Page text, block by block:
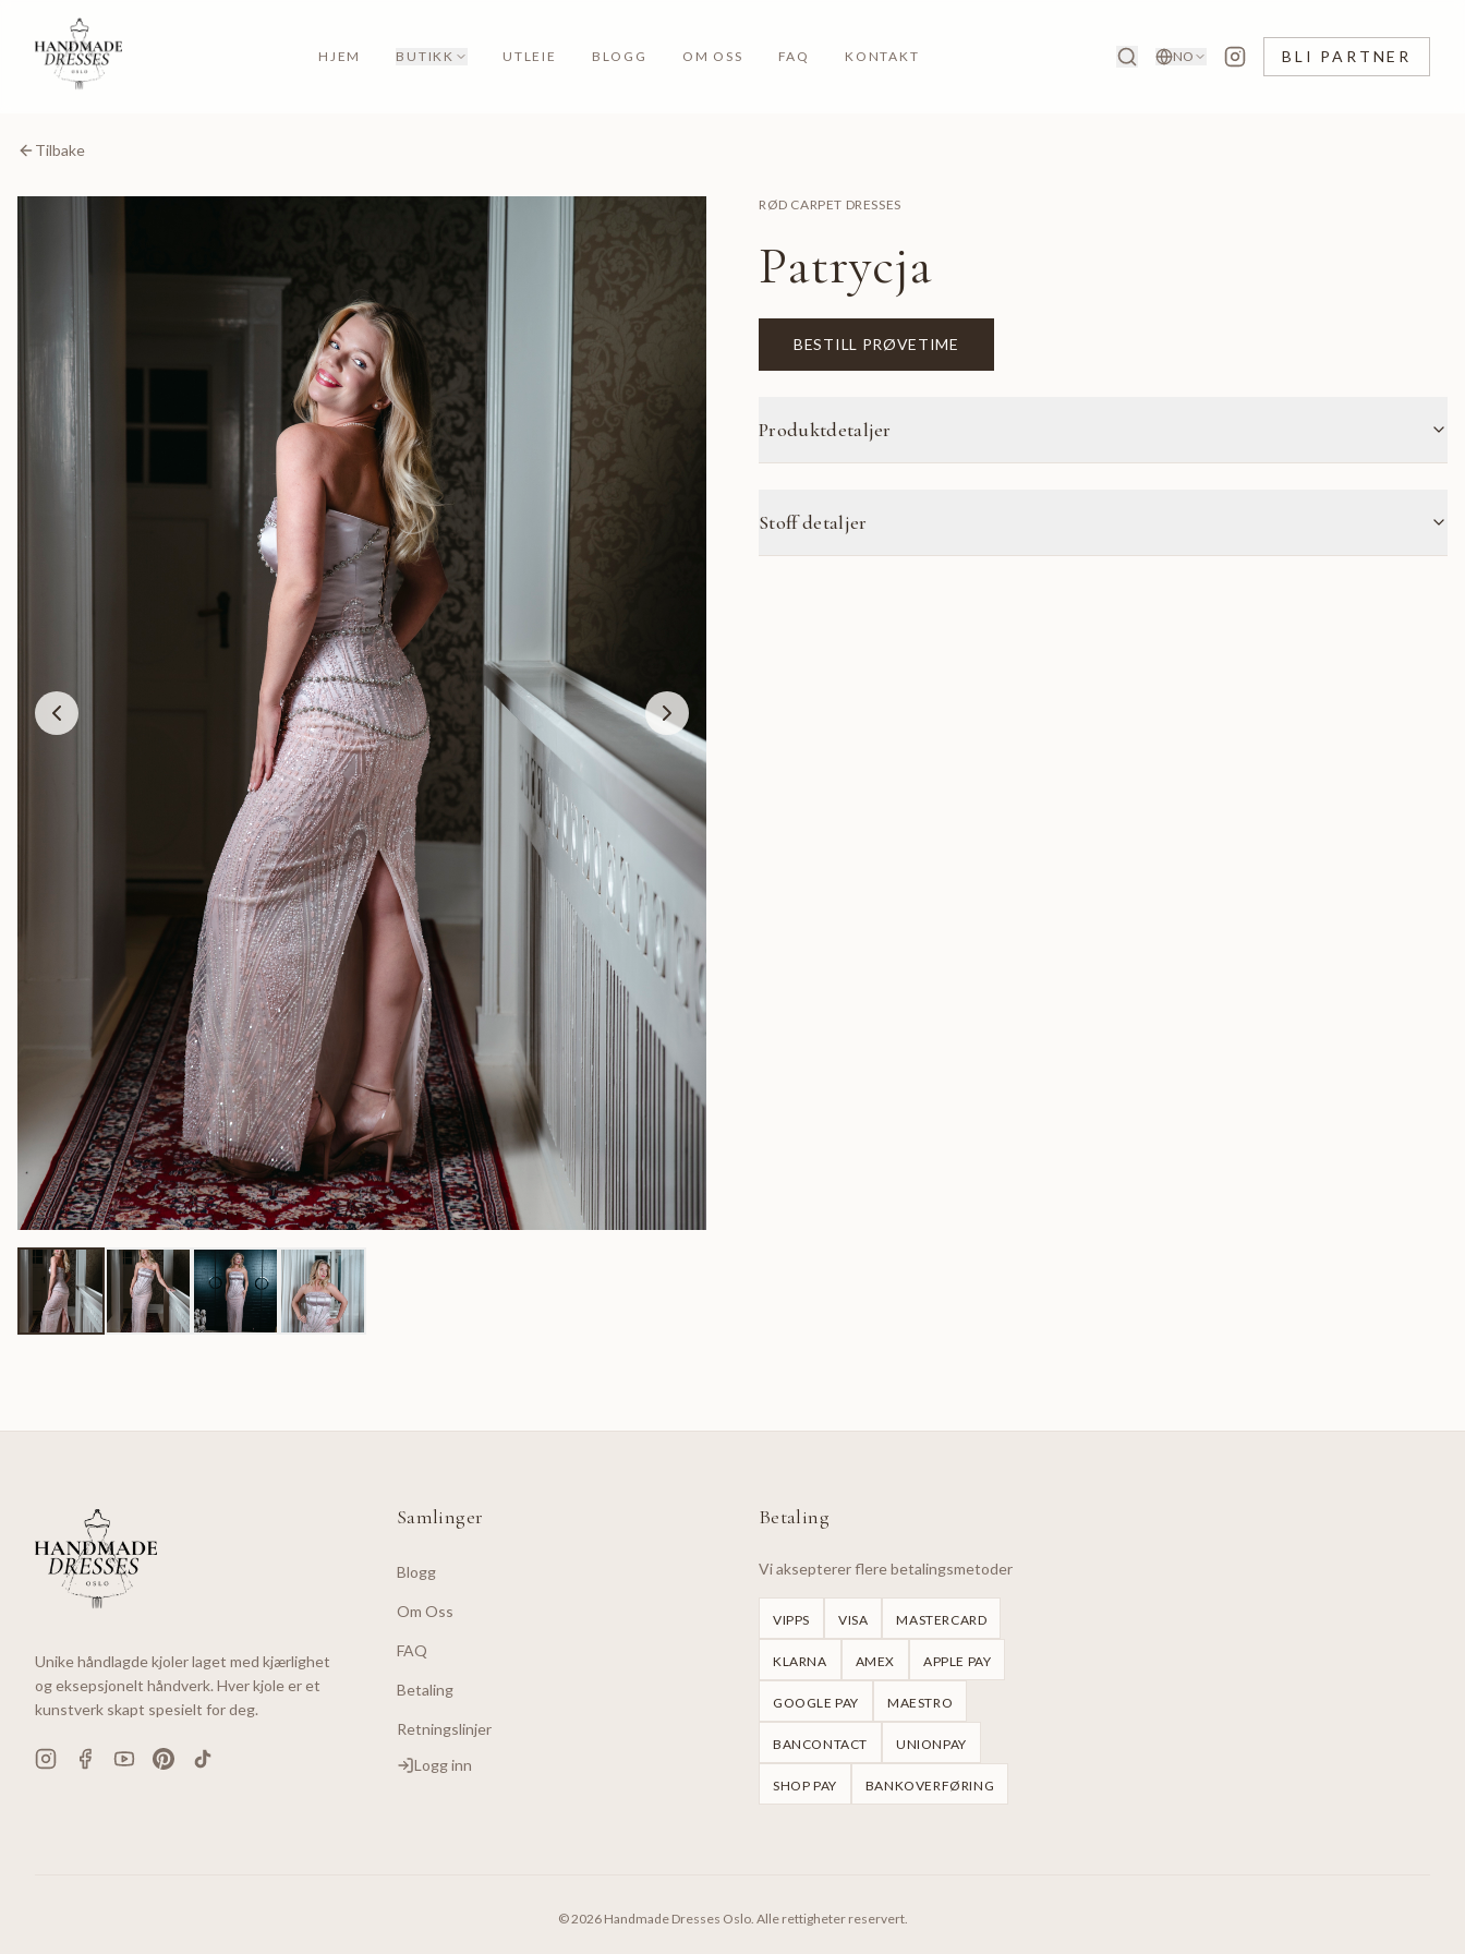
HJEM BUTIKK UTLEIE BLOGG OM OSS FAQ KONTAKT NO BLI PARTNER
Tilbake
RØD CARPET DRESSES
Patrycja
BESTILL PRØVETIME
Produktdetaljer
Stoff detaljer
Unike håndlagde kjoler laget med kjærlighet
og eksepsjonelt håndverk. Hver kjole er et
kunstverk skapt spesielt for deg.
Samlinger
Blogg
Om Oss
FAQ
Betaling
Retningslinjer
Logg inn
Betaling
Vi aksepterer flere betalingsmetoder
VIPPS VISA MASTERCARD
KLARNA AMEX APPLE PAY
GOOGLE PAY MAESTRO
BANCONTACT UNIONPAY
SHOP PAY BANKOVERFØRING
©2026Handmade Dresses Oslo. Alle rettigheter reservert.